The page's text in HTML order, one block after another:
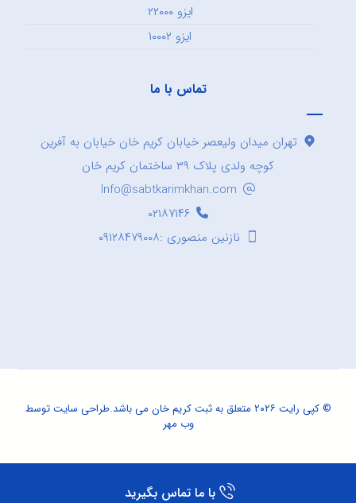
ایزو ۲۲۰۰۰
ایزو ۱۰۰۰۲
تماس با ما
تهران میدان ولیعصر خیابان کریم خان خیابان به آفرین
کوچه ولدی پلاک ۳۹ ساختمان کریم خان
Info@sabtkarimkhan.com
۰۲۱۸۷۱۴۶
نازنین منصوری :۰۹۱۲۸۴۷۹۰۰۸
© کپی رایت ۲۰۲۶ متعلق به ثبت کریم خان می باشد. طراحی سایتتوسط
وب مهر
با ما تماس بگیرید